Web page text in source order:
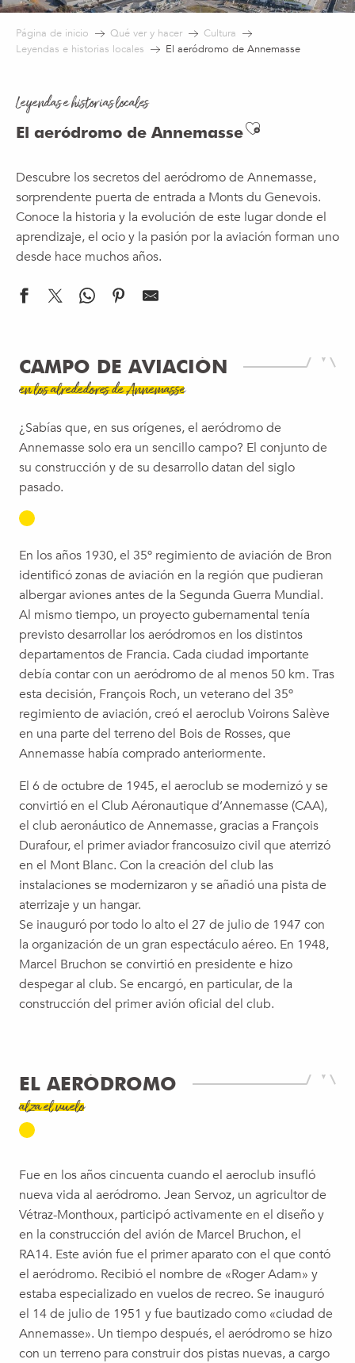
Página de inicio Qué ver y hacer
Cultura
Leyendas e historias locales
El aeródromo de Annemasse
Leyendas e historias locales
El aeródromo de AnnemasseAjouter
Descubre los secretos del aeródromo de Annemasse,
sorprendente puerta de entrada a Monts du Genevois.
Conoce la historia y la evolución de este lugar donde el
aprendizaje, el ocio y la pasión por la aviación forman uno
desde hace muchos años.
CAMPO DE AVIACIÓN
en los alrededores de Annemasse
¿Sabías que, en sus orígenes, el aeródromo de
Annemasse solo era un sencillo campo? El conjunto de
su construcción y de su desarrollo datan del siglo
pasado.
En los años 1930, el 35º regimiento de aviación de Bron
identificó zonas de aviación en la región que pudieran
albergar aviones antes de la Segunda Guerra Mundial.
Al mismo tiempo, un proyecto gubernamental tenía
previsto desarrollar los aeródromos en los distintos
departamentos de Francia. Cada ciudad importante
debía contar con un aeródromo de al menos 50 km. Tras
esta decisión, François Roch, un veterano del 35º
regimiento de aviación, creó el aeroclub Voirons Salève
en una parte del terreno del Bois de Rosses, que
Annemasse había comprado anteriormente.
El 6 de octubre de 1945, el aeroclub se modernizó y se
convirtió en el Club Aéronautique d’Annemasse (CAA),
el club aeronáutico de Annemasse, gracias a François
Durafour, el primer aviador francosuizo civil que aterrizó
en el Mont Blanc. Con la creación del club las
instalaciones se modernizaron y se añadió una pista de
aterrizaje y un hangar.
Se inauguró por todo lo alto el 27 de julio de 1947 con
la organización de un gran espectáculo aéreo. En 1948,
Marcel Bruchon se convirtió en presidente e hizo
despegar al club. Se encargó, en particular, de la
construcción del primer avión oficial del club.
EL AERÓDROMO
alza el vuelo
Fue en los años cincuenta cuando el aeroclub insufló
nueva vida al aeródromo. Jean Servoz, un agricultor de
Vétraz-Monthoux, participó activamente en el diseño y
en la construcción del avión de Marcel Bruchon, el
RA14. Este avión fue el primer aparato con el que contó
el aeródromo. Recibió el nombre de «Roger Adam» y
estaba especializado en vuelos de recreo. Se inauguró
el 14 de julio de 1951 y fue bautizado como «ciudad de
Annemasse». Un tiempo después, el aeródromo se hizo
con un terreno para construir dos pistas nuevas, a cargo